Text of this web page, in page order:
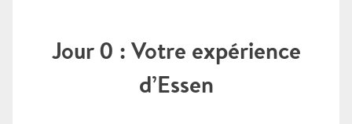
Jour 0 : Votre expérience
d’Essen